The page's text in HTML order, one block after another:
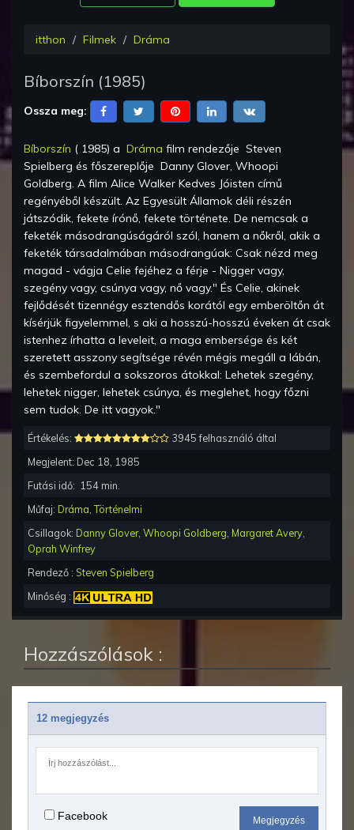
itthon Filmek Dráma
Bíborszín (1985)
Ossza meg:
Bíborszín ( 1985) a Dráma film rendezője Steven
Spielberg és főszereplője Danny Glover, Whoopi
Goldberg. A film Alice Walker Kedves Jóisten című
regényéből készült. Az Egyesült Államok déli részén
játszódik, fekete írónő, fekete története. De nemcsak a
feketék másodrangúságáról szól, hanem a nőkről, akik a
feketék társadalmában másodrangúak: Csak nézd meg
magad - vágja Celie fejéhez a férje - Nigger vagy,
szegény vagy, csúnya vagy, nő vagy." És Celie, akinek
fejlődését tizennégy esztendős korától egy emberöltőn át
kísérjük figyelemmel, s aki a hosszú-hosszú éveken át csak
istenhez írhatta a leveleit, a maga embersége és két
szeretett asszony segítsége révén mégis megáll a lábán,
és szembefordul a sokszoros átokkal: Lehetek szegény,
lehetek nigger, lehetek csúnya, és meglehet, hogy főzni
sem tudok. De itt vagyok."
Értékelés:
3945 felhasználó által
Megjelent: Dec 18, 1985
Futási idő: 154min.
Műfaj: Dráma ,Történelmi
Csillagok: Danny Glover, Whoopi Goldberg Margaret Avery
Oprah Winfrey
Rendező : Steven Spielberg
Minőség :
Hozzászólások :
12 megjegyzés
Facebook Megjegyzés